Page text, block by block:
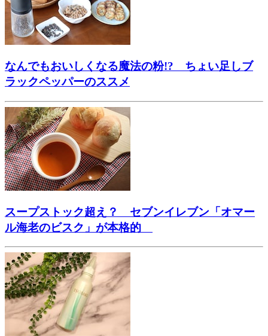
なんでもおいしくなる魔法の粉!? ちょい足しブ
ラックペッパーのススメ
スープストック超え？ セブンイレブン「オマー
ル海老のビスク」が本格的